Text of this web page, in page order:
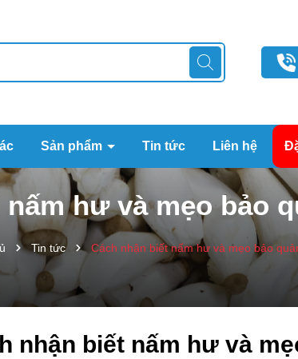
Sản phẩm Tin tức Liên hệ
nấm hư và mẹo bảo
Tin tức Cách nhận biết nấm hư và mẹo bảo
nhận biết nấm hư và